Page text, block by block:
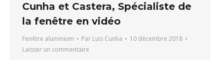
Cunha et Castera, Spécialiste de
la fenêtre en vidéo
Fenêtre aluminium Par Luis Cunha
10 décembre 2018
Laisser un commentaire